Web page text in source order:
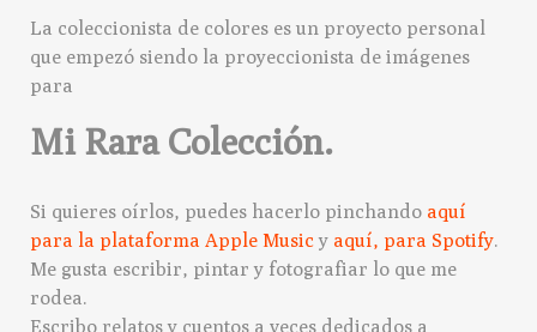
La coleccionista de colores es un proyecto personal
que empezó siendo la proyeccionista de imágenes
para
Mi Rara Colección.
Si quieres oírlos, puedes hacerlo pinchando aquí
para la plataforma Apple Musicy aquí, para Spotify.
Me gusta escribir, pintar y fotografiar lo que me
rodea.
Escribo relatos y cuentos a veces dedicados a